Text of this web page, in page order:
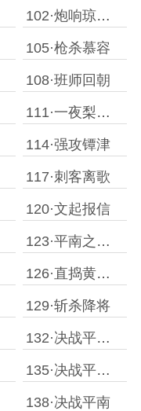
102·炮响琼州［中］
105·枪杀慕容
108·班师回朝
111·一夜梨花开
114·强攻镡津
117·刺客离歌
120·文起报信
123·平南之战［中］
126·直捣黄龙［下］
129·斩杀降将
132·决战平南［二］
135·决战平南［五］
138·决战平南